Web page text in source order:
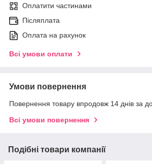
Оплатити частинами
Післяплата
Оплата на рахунок
Всі умови оплати
Умови повернення
Повернення товару впродовж 14 днів за
Всі умови повернення
Подібні товари компанії